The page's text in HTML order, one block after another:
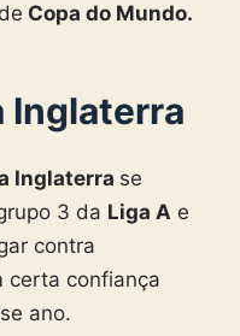
Copa do Mundo.
Inglaterra
Inglaterra se
3 da Liga Ae
contra
certa confiança
ano.